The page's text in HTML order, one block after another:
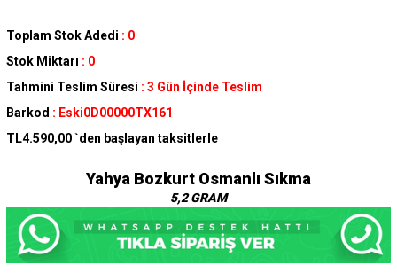
Toplam Stok Adedi : 0
Stok Miktarı : 0
Tahmini Teslim Süresi : 3 Gün İçinde Teslim
Barkod : Eski0D00000TX161
TL4.590,00 `den başlayan taksitlerle
Yahya Bozkurt Osmanlı Sıkma
5,2 GRAM